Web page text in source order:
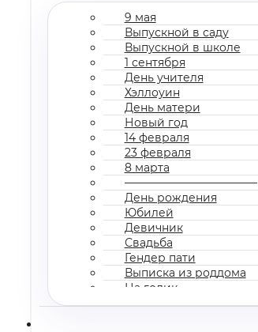
9 мая
Выпускной в саду
Выпускной в школе
1 сентября
День учителя
Хэллоуин
День матери
Новый год
14 февраля
23 февраля
8 марта
————————————
День рождения
Юбилей
Девичник
Свадьба
Гендер пати
Выписка из роддома
На годик
Корпоратив